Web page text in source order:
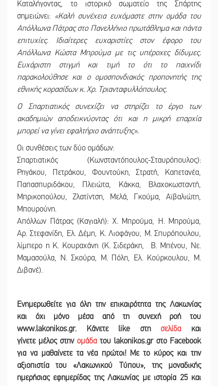
Καταλήγοντας, το ιστορικό σωματείο της Σπάρτης
σημειώνει: «Καλή συνέχεια ευχόμαστε στην ομάδα του
Απόλλωνα Πάτρας στο Πανελλήνιο πρωτάθλημα και πάντα
επιτυχίες. Ιδιαίτερες ευχαριστίες στον έφορο του
Απόλλωνα Κώστα Μπρούμα με τις υπέροχες δίδυμες.
Ευχάριστη στιγμή και τιμή το ότι το παιχνίδι
παρακολούθησε και ο ομοσπονδιακός προπονητής της
εθνικής κορασίδων κ. Χρ. Τριανταφυλλόπουλος.
Ο Σπαρτιατικός συνεχίζει να στηρίζει το έργο των
ακαδημιών αποδεικνύοντας ότι και η μικρή επαρχία
μπορεί να γίνει εφαλτήριο ανάπτυξης».
Οι συνθέσεις των δύο ομάδων:
Σπαρτιατικός (Κωνσταντόπουλος-Σταυρόπουλος):
Ρηγάκου, Πετράκου, Φουντούκη, Στρατή, Καπετανέα,
Παπασπυριδάκου, Πλειώτα, Κάκκα, Βλαχοκωσταντή,
Μπρικοπούλου, Ζλατίντση, Μελά, Γκούμα, Αϊβαλιώτη,
Μπουρούνη.
Απόλλων Πάτρας (Καγιαλή): X. Mπρούμα, Η. Μπρούμα,
Αρ. Στεφανίδη, Ελ. Δέμη, Κ. Λιοφάγου, Μ. Σπυρόπουλου,
λίμπερο η Κ. Κουραχάνη (Κ. Σιδεράκη, Β. Μπένου, Νε.
Μαμασούλα, Ν. Σκούρα, Μ. Πόλη, Ελ. Κούρκουλου, Μ.
Διβανέ).
Ενημερωθείτε για όλη την επικαιρότητα της Λακωνίας
και όχι μόνο μέσα από τη συνεχή ροή του
www.lakonikos.gr. Κάνετε like στησελίδα και
γίνετε μέλος στην ομάδα του lakonikos.gr στο Facebook
για να μαθαίνετε τα νέα πρώτοι! Με το κύρος και την
αξιοπιστία του «Λακωνικού Τύπου», της μοναδικής
ημερήσιας εφημερίδας της Λακωνίας με ιστορία 25 και